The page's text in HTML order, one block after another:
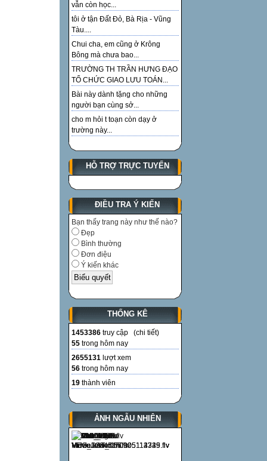
vẫn còn học...
tôi ở tận Đất Đỏ, Bà Rịa - Vũng
Tàu....
Chui cha, em cũng ở Krông
Bông mà chưa bao...
TRƯỜNG TH TRẦN HƯNG ĐẠO
TỔ CHỨC GIAO LƯU TOÁN...
Bài này dành tặng cho những
người bạn cùng sở...
cho m hỏi t toạn còn dạy ở
trường này...
HỖ TRỢ TRỰC TUYẾN
ĐIỀU TRA Ý KIẾN
Bạn thấy trang này như thế nào?
Đẹp
Bình thường
Đơn điệu
Ý kiến khác
THỐNG KÊ
1453386 truy cập (chi tiết)
55 trong hôm nay
2655131 lượt xem
56 trong hôm nay
19 thành viên
ẢNH NGẪU NHIÊN